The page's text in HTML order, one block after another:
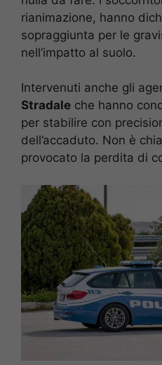
rianimazione, hanno
sopraggiunta per le
nell’impatto al suolo.
Intervenuti anche gli
Stradale che hanno
per stabilire con
dell’accaduto. Non è
provocato la perdita di